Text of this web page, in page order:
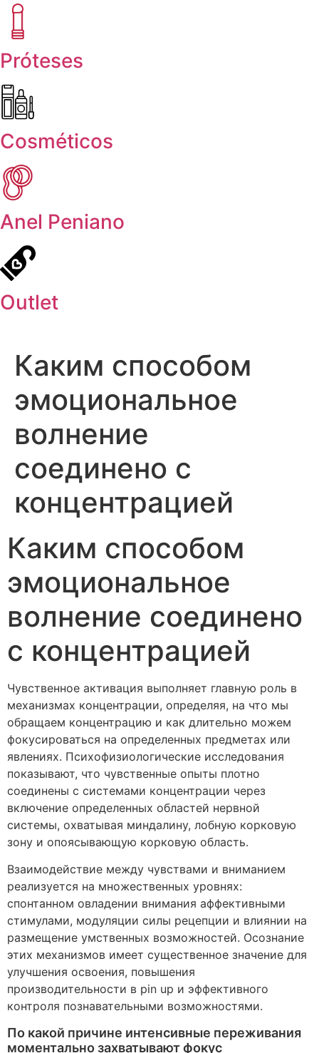
Próteses
Cosméticos
Anel Peniano
Outlet
Каким способом
эмоциональное
волнение
соединено с
концентрацией
Каким способом
эмоциональное
волнение соединено
с концентрацией
Чувственное активация выполняет главную роль в
механизмах концентрации, определяя, на что мы
обращаем концентрацию и как длительно можем
фокусироваться на определенных предметах или
явлениях. Психофизиологические исследования
показывают, что чувственные опыты плотно
соединены с системами концентрации через
включение определенных областей нервной
системы, охватывая миндалину, лобную корковую
зону и опоясывающую корковую область.
Взаимодействие между чувствами и вниманием
реализуется на множественных уровнях:
спонтанном овладении внимания аффективными
стимулами, модуляции силы рецепции и влиянии на
размещение умственных возможностей. Осознание
этих механизмов имеет существенное значение для
улучшения освоения, повышения
производительности в pin up и эффективного
контроля познавательными возможностями.
По какой причине интенсивные переживания
моментально захватывают фокус